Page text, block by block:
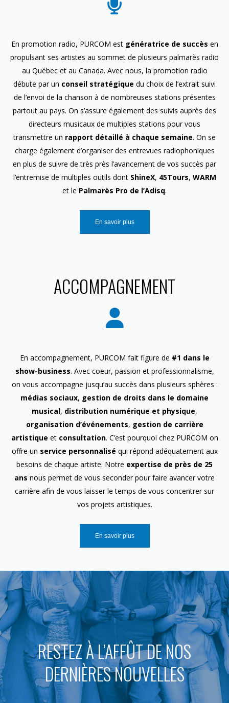
En promotion radio, PURCOM est génératrice de succès en
propulsant ses artistes au sommet de plusieurs palmarès radio
au Québec et au Canada. Avec nous, la promotion radio
débute par un conseil stratégique du choix de l’extrait suivi
de l’envoi de la chanson à de nombreuses stations présentes
partout au pays. On s’assure également des suivis auprès des
directeurs musicaux de multiples stations pour vous
transmettre un rapport détaillé à chaque semaine. On se
charge également d’organiser des entrevues radiophoniques
en plus de suivre de très près l’avancement de vos succès par
l’entremise de multiples outils dont ShineX, 45Tours, WARM
et le Palmarès Pro de l’Adisq.
En savoir plus
ACCOMPAGNEMENT
En accompagnement, PURCOM fait figure de #1 dans le
show-business. Avec coeur, passion et professionnalisme,
on vous accompagne jusqu’au succès dans plusieurs sphères :
médias sociaux, gestion de droits dans le domaine
musical, distribution numérique et physique,
organisation d’événements, gestion de carrière
artistique etconsultation. C’est pourquoi chez PURCOM on
offre un service personnalisé qui répond adéquatement aux
besoins de chaque artiste. Notre expertise de près de 25
ans nous permet de vous seconder pour faire avancer votre
carrière afin de vous laisser le temps de vous concentrer sur
vos projets artistiques.
En savoir plus
RESTEZ À L’AFFÛT DE NOS
DERNIÈRES NOUVELLES